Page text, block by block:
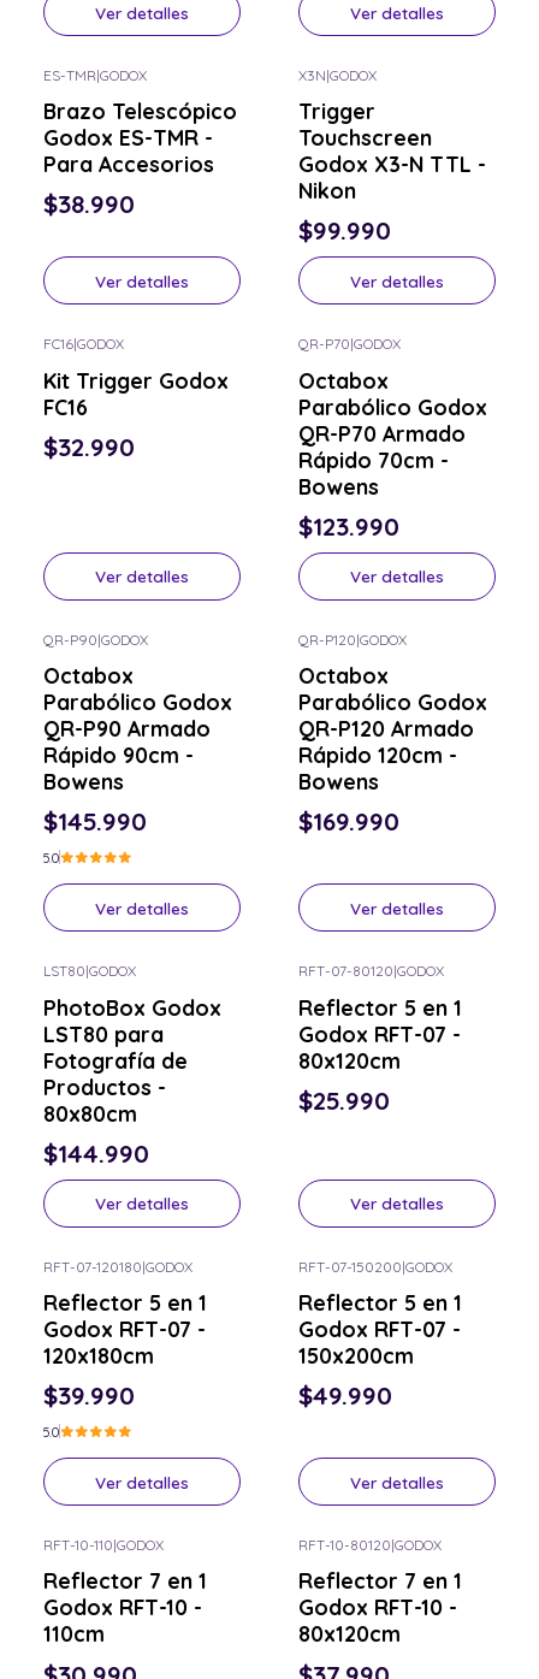
Ver detalles Ver detalles
ES-TMR|GODOX
Brazo Telescópico
Godox ES-TMR -
Para Accesorios
$38.990
Ver detalles
X3N|GODOX
Trigger
Touchscreen
Godox X3-N TTL -
Nikon
$99.990
Ver detalles
FC16|GODOX
Kit Trigger Godox
FC16
$32.990
Ver detalles
QR-P70|GODOX
Octabox
Parabólico Godox
QR-P70 Armado
Rápido 70cm -
Bowens
$123.990
Ver detalles
QR-P90|GODOX
Octabox
Parabólico Godox
QR-P90 Armado
Rápido 90cm -
Bowens
$145.990
5.0
Ver detalles
QR-P120|GODOX
Octabox
Parabólico Godox
QR-P120 Armado
Rápido 120cm -
Bowens
$169.990
Ver detalles
LST80|GODOX
PhotoBox Godox
LST80 para
Fotografía de
Productos -
80x80cm
$144.990
Ver detalles
RFT-07-80120|GODOX
Reflector 5 en 1
Godox RFT-07 -
80x120cm
$25.990
Ver detalles
RFT-07-120180|GODOX
Reflector 5 en 1
Godox RFT-07 -
120x180cm
$39.990
5.0
Ver detalles
RFT-07-150200|GODOX
Reflector 5 en 1
Godox RFT-07 -
150x200cm
$49.990
Ver detalles
RFT-10-110|GODOX
Reflector 7 en 1
Godox RFT-10 -
110cm
RFT-10-80120|GODOX
Reflector 7 en 1
Godox RFT-10 -
80x120cm